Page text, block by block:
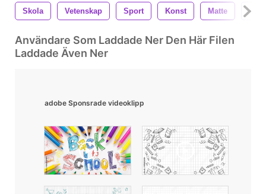
Skola Vetenskap Sport Konst Matte
Användare Som Laddade Ner Den Här Filen
Laddade Även Ner
adobe Sponsrade videoklipp